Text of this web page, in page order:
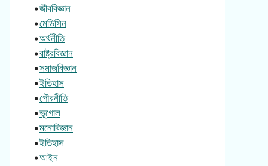
•জীববিজ্ঞান
•মেডিসিন
•অর্থনীতি
•রাষ্ট্রবিজ্ঞান
•সমাজবিজ্ঞান
•ইতিহাস
•পৌরনীতি
•ভূগোল
•মনোবিজ্ঞান
•ইতিহাস
•আইন